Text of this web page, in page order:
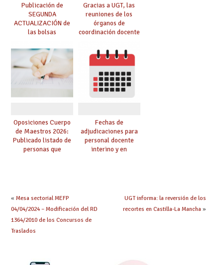
Publicación de
SEGUNDA
ACTUALIZACIÓN de
las bolsas
Cuerpo de Maestros
de especialidades
convocadas a
oposición
Gracias a UGT, las
reuniones de los
órganos de
coordinación docente
de manera
telemática, sin exigir
presencialidad en el
centro
Oposiciones Cuerpo
de Maestros 2026:
Publicado listado de
personas que
Fechas de
adjudicaciones para
personal docente
interino y en
« Mesa sectorial MEFP
04/04/2024 – Modificación del RD
1364/2010 de los Concursos de
Traslados
UGT informa: la reversión de los
recortes en Castilla-La Mancha»